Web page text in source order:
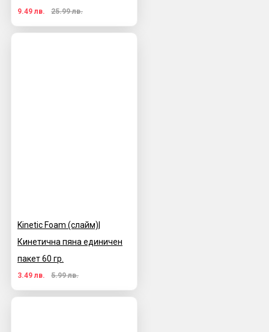
9.49 лв. 25.99 лв.
Kinetic Foam (слайм)|
Кинетична пяна единичен
пакет 60 гр.
3.49 лв. 5.99 лв.